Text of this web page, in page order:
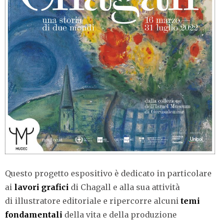
Questo progetto espositivo è dedicato in particolare
ai lavori grafici di Chagall e alla sua attività
di illustratore editoriale e ripercorre alcuni temi
fondamentali della vita e della produzione